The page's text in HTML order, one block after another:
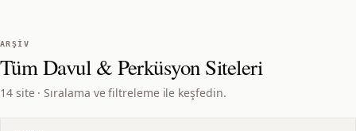
ARŞIV
TümDavul & PerküsyonSiteleri
14 site · Sıralama ve filtreleme ile keşfedin.